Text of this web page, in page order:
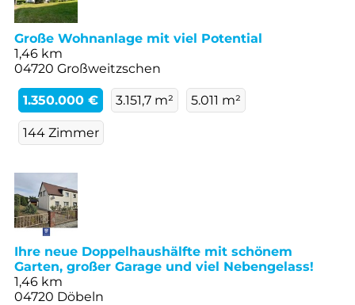
Große Wohnanlage mit viel Potential
1,46 km
04720 Großweitzschen
1.350.000 € 3.151,7 m² 5.011 m²
144 Zimmer
Ihre neue Doppelhaushälfte mit schönem
Garten, großer Garage und viel Nebengelass!
1,46 km
04720 Döbeln